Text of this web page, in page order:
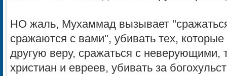
НО жаль, Мухаммад вызывает
сражаются с вами", убивать тех,
другую веру, сражаться с неверующими,
христиан и евреев, убивать за